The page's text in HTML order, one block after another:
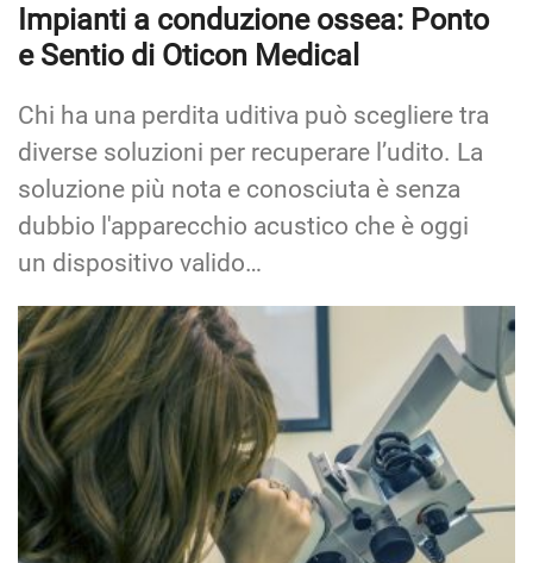
Impianti a conduzione ossea: Ponto
e Sentio di Oticon Medical
Chi ha una perdita uditiva può scegliere tra
diverse soluzioni per recuperare l’udito. La
soluzione più nota e conosciuta è senza
dubbio l'apparecchio acustico che è oggi
un dispositivo valido…